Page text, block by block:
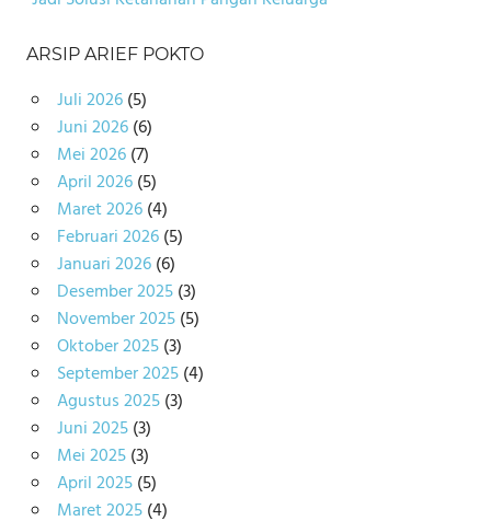
ARSIP ARIEF POKTO
Juli 2026(5)
Juni 2026(6)
Mei 2026(7)
April 2026(5)
Maret 2026(4)
Februari 2026(5)
Januari 2026(6)
Desember 2025(3)
November 2025(5)
Oktober 2025(3)
September 2025(4)
Agustus 2025(3)
Juni 2025(3)
Mei 2025(3)
April 2025(5)
Maret 2025(4)